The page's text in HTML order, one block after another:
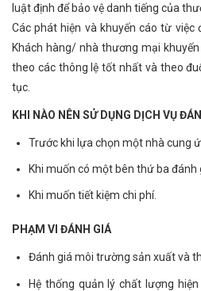
luật định để bảo vệ danh tiếng của
Các phát hiện và khuyến cáo từ
Khách hàng/ nhà thương mại
theo các thông lệ tốt nhất và theo
tục.
KHI NÀO NÊN SỬ DỤNG DỊCH VỤ
Trước khi lựa chọn một nhà cung
Khi muốn có một bên thứ ba đánh
Khi muốn tiết kiệm chi phí.
PHẠM VI ĐÁNH GIÁ
Đánh giá môi trường sản xuất và
Hệ thống quản lý chất lượng